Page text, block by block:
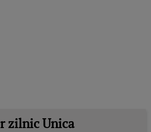
zilnic Unica